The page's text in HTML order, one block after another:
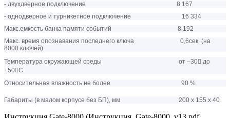
- двухдверное подключение 8 167
- однодверное и турникетное подключение 16 334
Макс.емкость банка памяти событий 8 192
Макс. время опознавания последнего ключа 0,6сек. (на
8000 ключей)
Температура окружающей среды от –30 до
+50С.
Относительная влажность не более 90 %
Габариты (в малом корпусе без БП), мм 200 х 155 х 40